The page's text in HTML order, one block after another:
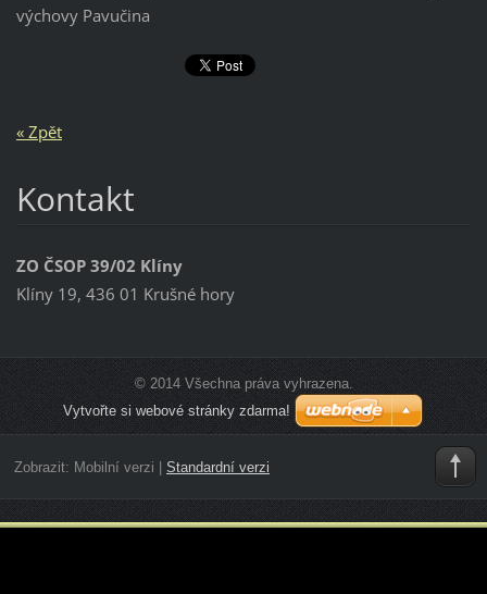
výchovy Pavučina
« Zpět
Kontakt
ZO ČSOP 39/02 Klíny
Klíny 19, 436 01 Krušné hory
© 2014 Všechna práva vyhrazena.
Vytvořte si webové stránky zdarma!
Zobrazit: Mobilní verzi Standardní verzi